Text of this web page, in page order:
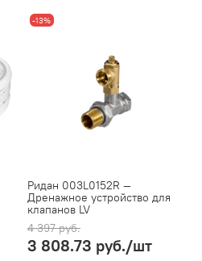
-13%
Ридан 003L0152R —
Дренажное устройство для
клапанов LV
4 397 руб.
3 808.73 руб./шт